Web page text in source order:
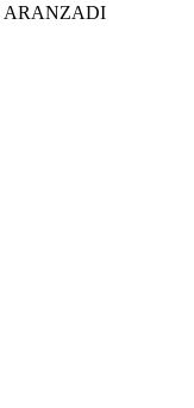
ARANZADI